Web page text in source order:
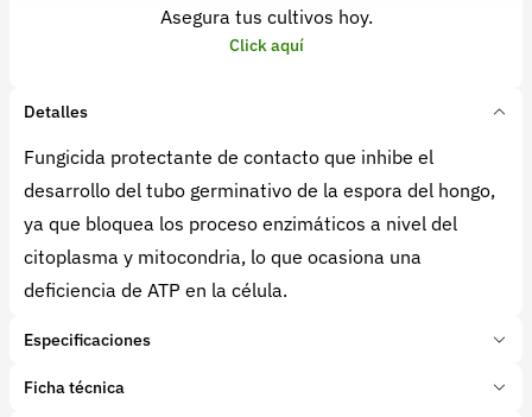
Asegura tus cultivos hoy.
Click aquí
Detalles
Fungicida protectante de contacto que inhibe el
desarrollo del tubo germinativo de la espora del hongo,
ya que bloquea los proceso enzimáticos a nivel del
citoplasma y mitocondria, lo que ocasiona una
deficiencia de ATP en la célula.
Especificaciones
Marca: Dow
Ficha técnica